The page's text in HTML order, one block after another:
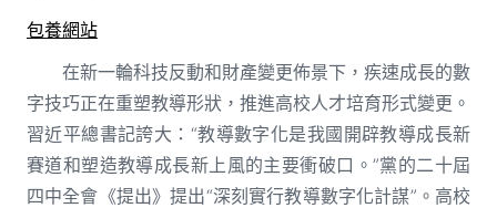
包養網站
在新一輪科技反動和財產變更佈景下，疾速成長的數
字技巧正在重塑教導形狀，推進高校人才培育形式變更。
習近平總書記誇大：“教導數字化是我國開辟教導成長新
賽道和塑造教導成長新上風的主要衝破口。”黨的二十屆
四中全會《提出》提出“深刻實行教導數字化計謀”。高校